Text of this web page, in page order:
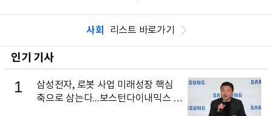
사회 리스트 바로가기
인기 기사
1
삼성전자, 로봇 사업 미래성장 핵심
축으로 삼는다...보스턴다이내믹스 출